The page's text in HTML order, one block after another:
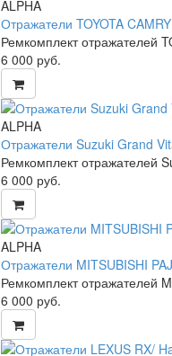
ALPHA
Отражатели TOYOTA
Ремкомплект отражателей
6 000 руб.
ALPHA
Отражатели Suzuki Grand
Ремкомплект отражателей
6 000 руб.
ALPHA
Отражатели MITSUBISHI
Ремкомплект отражателей
6 000 руб.